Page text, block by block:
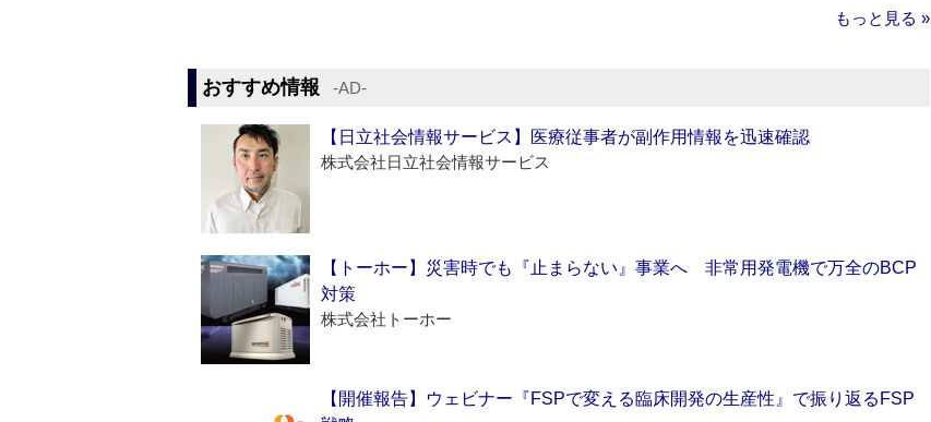
もっと見る »
おすすめ情報 ‐AD‐
【日立社会情報サービス】医療従事者が副作用情報を迅速確認
株式会社日立社会情報サービス
【トーホー】災害時でも『止まらない』事業へ 非常用発電機で万全のBCP
対策
株式会社トーホー
【開催報告】ウェビナー『FSPで変える臨床開発の生産性』で振り返るFSP